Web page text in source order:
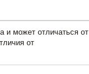
и может отличаться от
от